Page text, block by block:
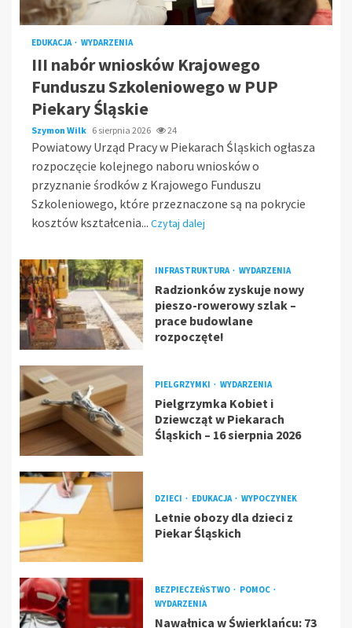
EDUKACJA WYDARZENIA
III nabór wniosków Krajowego
Funduszu Szkoleniowego w PUP
Piekary Śląskie
Szymon Wilk 6 sierpnia 2026 24
Powiatowy Urząd Pracy w Piekarach Śląskich ogłasza
rozpoczęcie kolejnego naboru wniosków o
przyznanie środków z Krajowego Funduszu
Szkoleniowego, które przeznaczone są na pokrycie
kosztów kształcenia... Czytaj dalej
INFRASTRUKTURA WYDARZENIA
Radzionków zyskuje nowy
pieszo-rowerowy szlak –
prace budowlane
rozpoczęte!
PIELGRZYMKI WYDARZENIA
Pielgrzymka Kobiet i
Dziewcząt w Piekarach
Śląskich – 16 sierpnia 2026
DZIECI EDUKACJA WYPOCZYNEK
Letnie obozy dla dzieci z
Piekar Śląskich
BEZPIECZEŃSTWO
POMOC
WYDARZENIA
Nawałnica w Świerklańcu: 73